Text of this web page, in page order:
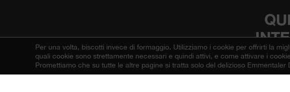
Le novità e
Per una volta, biscotti invece di formaggio. Utilizziamo i cookie per offrirti la
quali cookie sono strettamente necessari e quindi attivi, e come attivare i
Promettiamo che su tutte le altre pagine si tratta solo del delizioso Emmentaler